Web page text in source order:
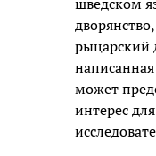
рыцарский
может
интерес